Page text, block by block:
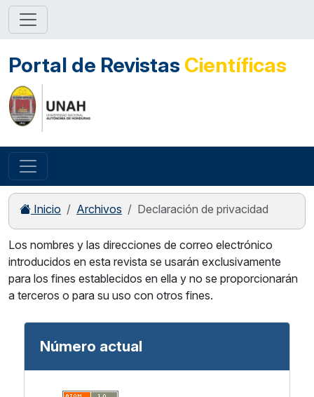
Portal de Revistas Científicas
Inicio Archivos Declaración de privacidad
Los nombres y las direcciones de correo electrónico
introducidos en esta revista se usarán exclusivamente
para los fines establecidos en ella y no se proporcionarán
a terceros o para su uso con otros fines.
Número actual